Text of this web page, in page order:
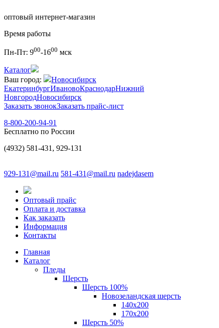
оптовый интернет-магазин
Время работы
Пн-Пт: 900-1600 мск
Каталог
Ваш город:
Новосибирск
ЕкатеринбургИвановоКраснодарНижний
НовгородНовосибирск
Заказать звонокЗаказать прайс-лист
8-800-200-94-91
Бесплатно по России
(4932) 581-431, 929-131
929-131@mail.ru 581-431@mail.ru nadejdasem
Оптовый прайс
Оплата и доставка
Как заказать
Информация
Контакты
Главная
Каталог
Пледы
Шерсть
Шерсть 100%
Новозеландская шерсть
140х200
170x200
Шерсть 50%